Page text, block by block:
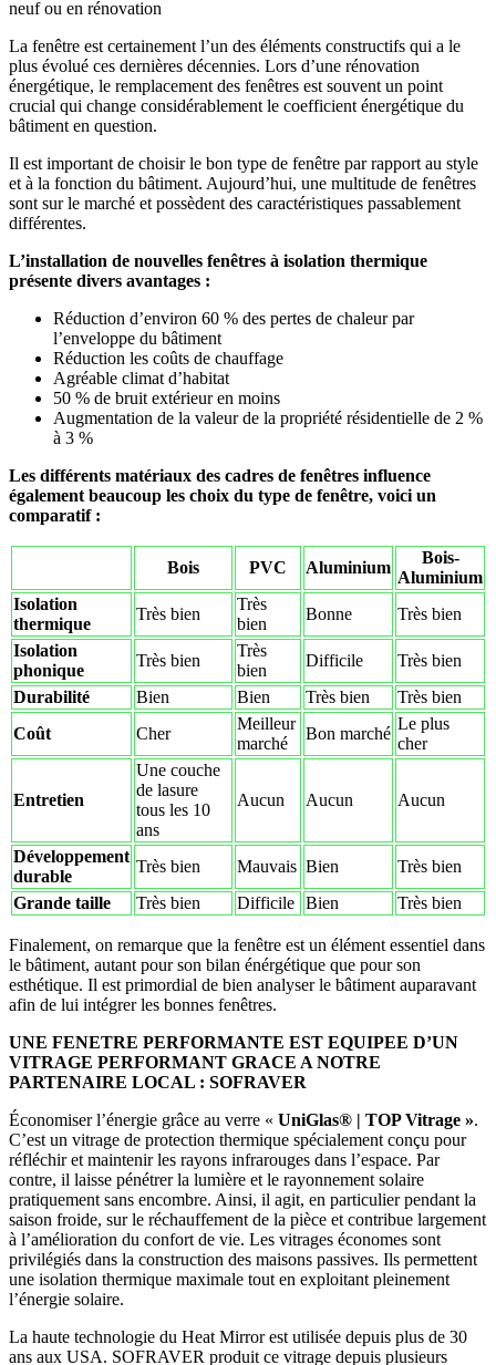
neuf ou en rénovation
La fenêtre est certainement l’un des éléments constructifs qui a le
plus évolué ces dernières décennies. Lors d’une rénovation
énergétique, le remplacement des fenêtres est souvent un point
crucial qui change considérablement le coefficient énergétique du
bâtiment en question.
Il est important de choisir le bon type de fenêtre par rapport au style
et à la fonction du bâtiment. Aujourd’hui, une multitude de fenêtres
sont sur le marché et possèdent des caractéristiques passablement
différentes.
L’installation de nouvelles fenêtres à isolation thermique
présente divers avantages :
Réduction d’environ 60 % des pertes de chaleur par
l’enveloppe du bâtiment
Réduction les coûts de chauffage
Agréable climat d’habitat
50 % de bruit extérieur en moins
Augmentation de la valeur de la propriété résidentielle de 2 %
à 3 %
Les différents matériaux des cadres de fenêtres influence
également beaucoup les choix du type de fenêtre, voici un
comparatif :
Bois PVC Aluminium
Bois-
Aluminium
Isolation
thermique
Très bien
Très
bien
Bonne
Très bien
Isolation
phonique
Très bien
Très
bien
Difficile
Très bien
Durabilité
Bien Bien Très bien
Très bien
Coût
Cher
Meilleur
marché
Bon marché
Le plus
cher
Entretien
Une couche
de lasure
tous les 10
ans
Aucun Aucun Aucun
Développement
durable
Très bien Mauvais Bien
Très bien
Grande taille
Très bien Difficile Bien Très bien
Finalement, on remarque que la fenêtre est un élément essentiel dans
le bâtiment, autant pour son bilan énérgétique que pour son
esthétique. Il est primordial de bien analyser le bâtiment auparavant
afin de lui intégrer les bonnes fenêtres.
UNE FENETRE PERFORMANTE EST EQUIPEE D’UN
VITRAGE PERFORMANT GRACE A NOTRE
PARTENAIRE LOCAL : SOFRAVER
Économiser l’énergie grâce au verre « UniGlas® | TOP Vitrage ».
C’est un vitrage de protection thermique spécialement conçu pour
réfléchir et maintenir les rayons infrarouges dans l’espace. Par
contre, il laisse pénétrer la lumière et le rayonnement solaire
pratiquement sans encombre. Ainsi, il agit, en particulier pendant la
saison froide, sur le réchauffement de la pièce et contribue largement
à l’amélioration du confort de vie. Les vitrages économes sont
privilégiés dans la construction des maisons passives. Ils permettent
une isolation thermique maximale tout en exploitant pleinement
l’énergie solaire.
La haute technologie du Heat Mirror est utilisée depuis plus de 30
ans aux USA. SOFRAVER produit ce vitrage depuis plusieurs